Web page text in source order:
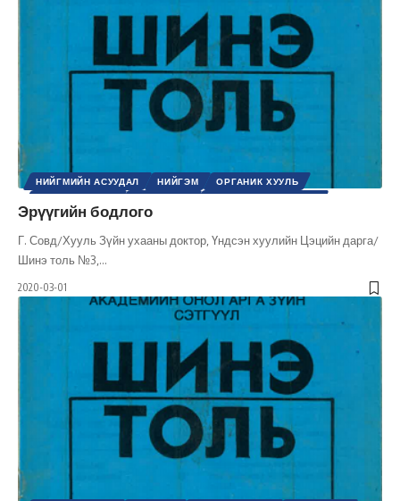
НИЙГМИЙН АСУУДАЛ НИЙГЭМ
ОРГАНИК ХУУЛЬ
ЭРХ, ЭРХ ЧӨЛӨӨ
Эрүүгийн бодлого
Г. Совд/Хууль Зүйн ухааны доктор, Үндсэн хуулийн Цэцийн дарга/
Шинэ толь №3, …
2020-03-01